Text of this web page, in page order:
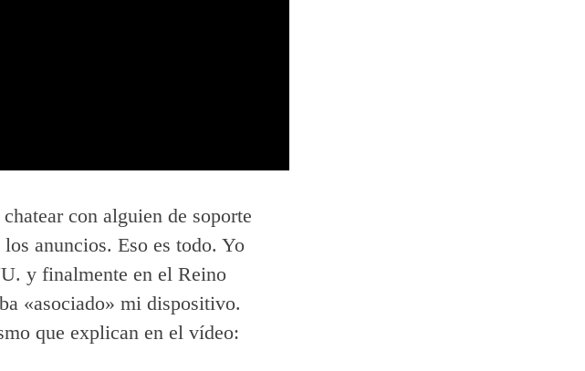
con alguien de soporte
anuncios. Eso es todo. Yo
y finalmente en el Reino
«asociado» mi dispositivo.
que explican en el vídeo: